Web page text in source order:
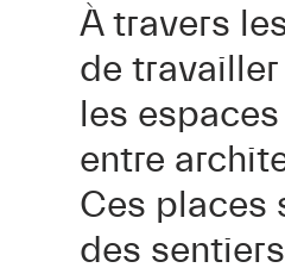
À travers
de
les
entre
Ces places
des